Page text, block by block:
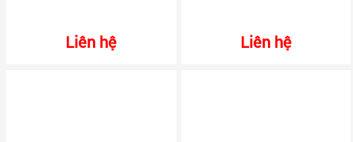
Liên hệ Liên hệ